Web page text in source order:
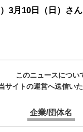
）3月10日（日）さ
このニュースについ
サイトの運営へ送信い
企業/団体名